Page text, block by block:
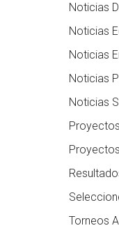
Noticias
Noticias
Noticias
Noticias
Noticias
Torneos